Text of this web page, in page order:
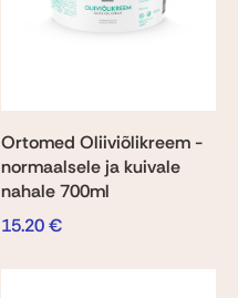
Ortomed Oliiviõlikreem -
normaalsele ja kuivale
nahale 700ml
15.20€